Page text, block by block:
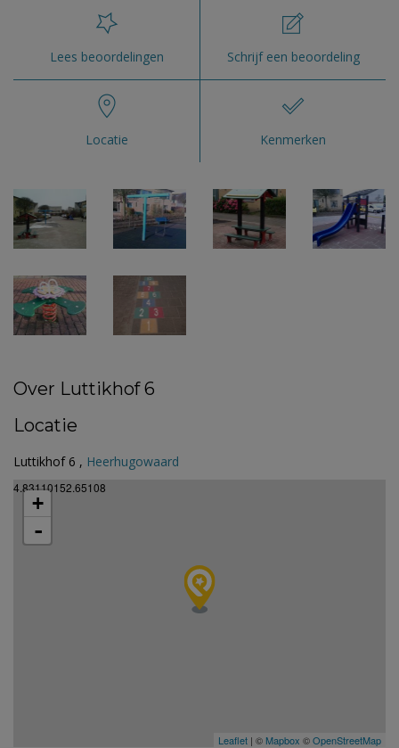
Lees beoordelingen Schrijf een beoordeling
Locatie Kenmerken
Over Luttikhof 6
Locatie
Luttikhof 6 , Heerhugowaard
4.83110152.65108
+
-
Leaflet | © Mapbox ©OpenStreetMap